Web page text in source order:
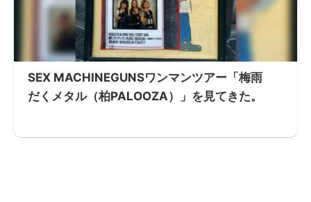
SEX MACHINEGUNSワンマンツアー「梅雨
だくメタル（柏PALOOZA）」を見てきた。